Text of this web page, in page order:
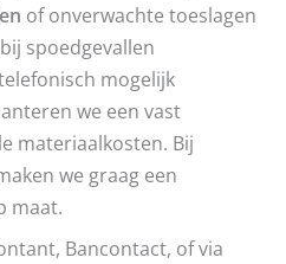
of onverwachte toeslagen
spoedgevallen
mogelijk
we een vast
materiaalkosten. Bij
we graag een
maat.
Bancontact, of via